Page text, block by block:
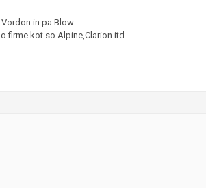
in pa Blow.
firme kot so Alpine,Clarion itd.....